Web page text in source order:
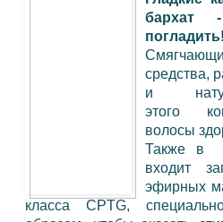
бархат
погладить!
средства,
и
этого
волосы
Также в
входит
эфирных
класса CPTG,